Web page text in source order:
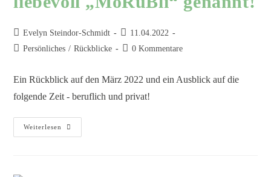
Evelyn Steindor-Schmidt
11.04.2022
Persönliches / Rückblicke 0 Kommentare
Ein Rückblick auf den März 2022 und ein Ausblick auf die
folgende Zeit - beruflich und privat!
Weiterlesen